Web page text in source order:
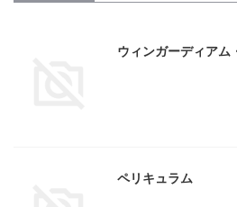
ウィンガーディアム
ペリキュラム